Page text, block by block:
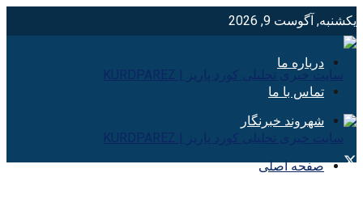
یکشنبه, آگوست 9, 2026
درباره ما
تماس با ما
شهروند خبرنگار
صفحه اصلی